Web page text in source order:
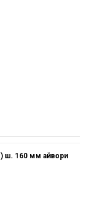
ш. 160 мм айвори